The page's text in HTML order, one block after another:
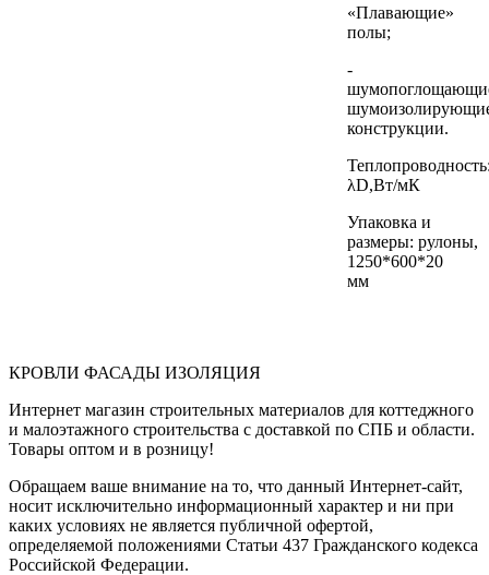
«Плавающие»
полы;
-
конструкции.
λD,Вт/мК
Упаковка и
размеры: рулоны,
1250*600*20
мм
КРОВЛИ ФАСАДЫ ИЗОЛЯЦИЯ
Интернет магазин строительных материалов для коттеджного
и малоэтажного строительства с доставкой по СПБ и области.
Товары оптом и в розницу!
Обращаем ваше внимание на то, что данный Интернет-сайт,
носит исключительно информационный характер и ни при
каких условиях не является публичной офертой,
определяемой положениями Статьи 437 Гражданского кодекса
Российской Федерации.